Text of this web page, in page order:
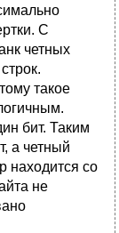
С
четных
такое
бит. Таким
а четный
находится со
не